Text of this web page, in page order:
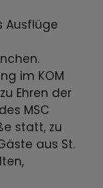
Ausflüge
im KOM
Ehren der
MSC
statt, zu
aus St.